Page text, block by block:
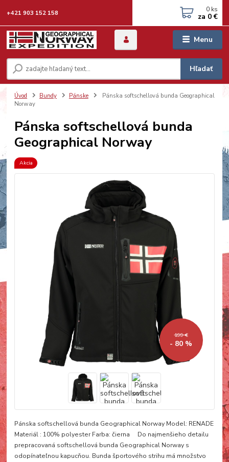
Menu
Hľadať
+421 903 152 158 0 ks
za 0 €
Úvod Bundy Pánske
Pánska softschellová bunda Geographical
Norway
Pánska softschellová bunda
Geographical Norway
Akcia
199 €
- 80 %
Pánska softschellová bunda Geographical Norway Model: RENADE
Materiál : 100% polyester Farba: čierna Do najmenšieho detailu
prepracovaná softschellová bunda Geographical Norway s
odopínateľnou kapucňou. Bunda športového strihu má množstvo